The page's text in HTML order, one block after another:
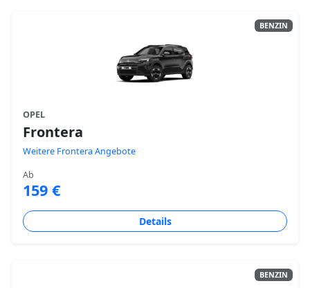
BENZIN
OPEL
Frontera
Weitere Frontera Angebote
Ab
159 €
Details
BENZIN